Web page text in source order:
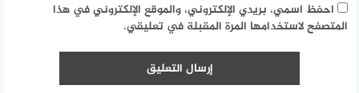
احفظ اسمي، بريدي الإلكتروني، والموقع الإلكتروني في هذا
المتصفح لاستخدامها المرة المقبلة في تعليقي.